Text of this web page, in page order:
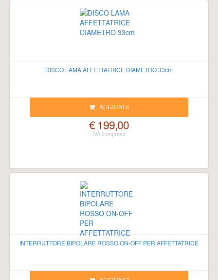
DISCO LAMA AFFETTATRICE DIAMETRO 33cm
AGGIUNGI
€ 199,00
INTERRUTTORE BIPOLARE ROSSO ON-OFF PER AFFETTATRICE